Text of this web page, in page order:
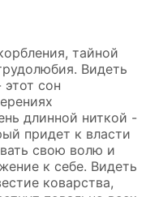
тайной
Видеть
сон
длинной ниткой -
придет к власти
свою волю и
к себе. Видеть
коварства,